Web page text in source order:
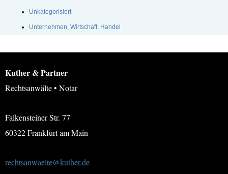
Unkategorisiert
Unternehmen, Wirtschaft, Handel
Kuther & Partner
Rechtsanwälte • Notar
Falkensteiner Str. 77
60322 Frankfurt am Main
rechtsanwaelte@kuther.de